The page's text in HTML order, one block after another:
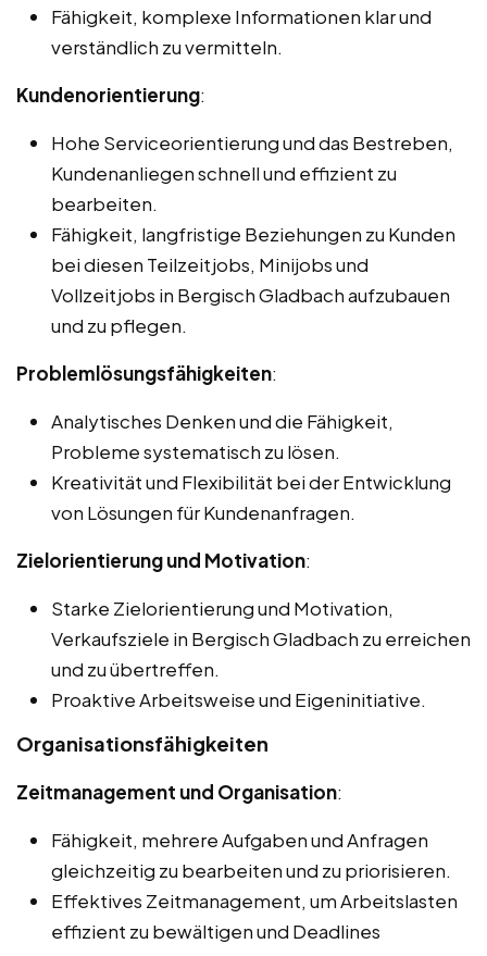
Fähigkeit, komplexe Informationen klar und
verständlich zu vermitteln.
Kundenorientierung:
Hohe Serviceorientierung und das Bestreben,
Kundenanliegen schnell und effizient zu
bearbeiten.
Fähigkeit, langfristige Beziehungen zu Kunden
bei diesen Teilzeitjobs, Minijobs und
Vollzeitjobs in Bergisch Gladbach aufzubauen
und zu pflegen.
Problemlösungsfähigkeiten:
Analytisches Denken und die Fähigkeit,
Probleme systematisch zu lösen.
Kreativität und Flexibilität bei der Entwicklung
von Lösungen für Kundenanfragen.
Zielorientierung und Motivation:
Starke Zielorientierung und Motivation,
Verkaufsziele in Bergisch Gladbach zu erreichen
und zu übertreffen.
Proaktive Arbeitsweise und Eigeninitiative.
Organisationsfähigkeiten
Zeitmanagement und Organisation:
Fähigkeit, mehrere Aufgaben und Anfragen
gleichzeitig zu bearbeiten und zu priorisieren.
Effektives Zeitmanagement, um Arbeitslasten
effizient zu bewältigen und Deadlines